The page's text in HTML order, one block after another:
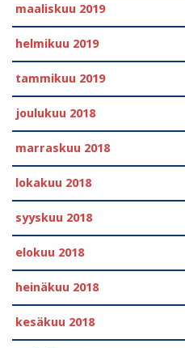
maaliskuu 2019
helmikuu 2019
tammikuu 2019
joulukuu 2018
marraskuu 2018
lokakuu 2018
syyskuu 2018
elokuu 2018
heinäkuu 2018
kesäkuu 2018